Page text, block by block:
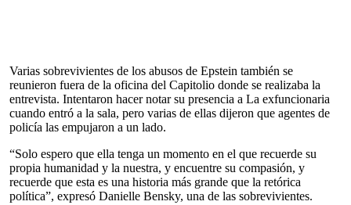
Varias sobrevivientes de los abusos de Epstein también se
reunieron fuera de la oficina del Capitolio donde se realizaba la
entrevista. Intentaron hacer notar su presencia a La exfuncionaria
cuando entró a la sala, pero varias de ellas dijeron que agentes de
policía las empujaron a un lado.
“Solo espero que ella tenga un momento en el que recuerde su
propia humanidad y la nuestra, y encuentre su compasión, y
recuerde que esta es una historia más grande que la retórica
política”, expresó Danielle Bensky, una de las sobrevivientes.